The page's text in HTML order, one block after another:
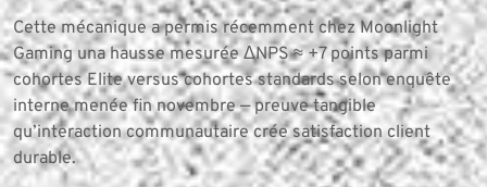
Cette mécanique a permis récemment chez Moonlight
Gaming una hausse mesurée ΔNPS ≈ +7 points parmi
cohortes Elite versus cohortes standards selon enquête
interne menée fin novembre — preuve tangible
qu’interaction communautaire crée satisfaction client
durable.